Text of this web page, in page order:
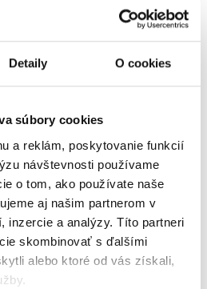
Detaily O cookies
súbory cookies
a reklám, poskytovanie funkcií
návštevnosti používame
o tom, ako používate naše
aj našim partnerom v
inzercie a analýzy. Títo partneri
skombinovať s ďalšími
alebo ktoré od vás získali,
sa už uskutočnilo
a buďte v obraze!
osobných údajov.